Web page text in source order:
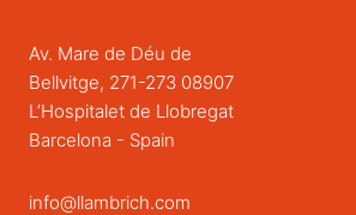
Av. Mare de Déu de
Bellvitge, 271-273 08907
L’Hospitalet de Llobregat
Barcelona - Spain
info@llambrich.com